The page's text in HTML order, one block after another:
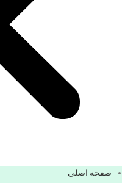
صفحه اصلی